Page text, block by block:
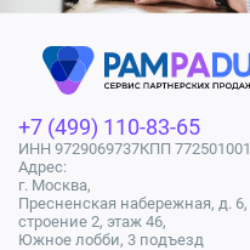
+7 (499) 110-83-65
ИНН 9729069737КПП 772501001
Адрес:
г. Москва,
Пресненская набережная, д. 6,
строение 2, этаж 46,
Южное лобби, 3 подъезд